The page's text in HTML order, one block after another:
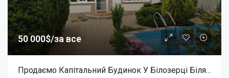
50 000$/за все
Продаємо Капітальний Будинок У Білозерці Біля Озера Та Джерела. Гарні Краєвиди!